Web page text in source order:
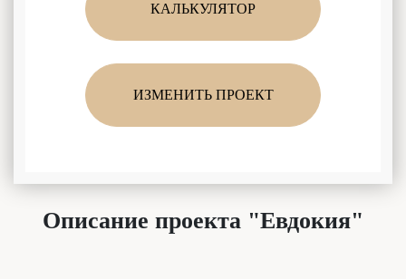
КАЛЬКУЛЯТОР
ИЗМЕНИТЬ ПРОЕКТ
Описание проекта "Евдокия"